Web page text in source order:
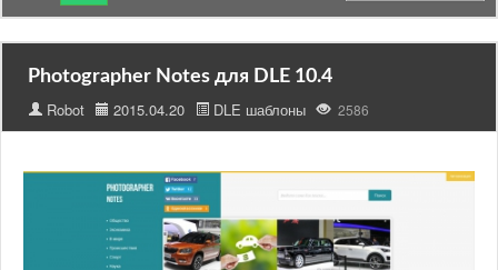
Photographer Notes для DLE 10.4
Robot 2015.04.20 DLE шаблоны 2586